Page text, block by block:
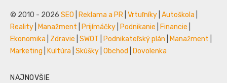
© 2010 - 2026 SEO Reklama a PR Vrtuľníky Autoškola
Reality
Manažment Prijímáčky Podnikanie Financie
Ekonomika
Zdravie SWOT Podnikateľský plán Manažment
Marketing
Kultúra Skúšky Obchod Dovolenka
NAJNOVŠIE